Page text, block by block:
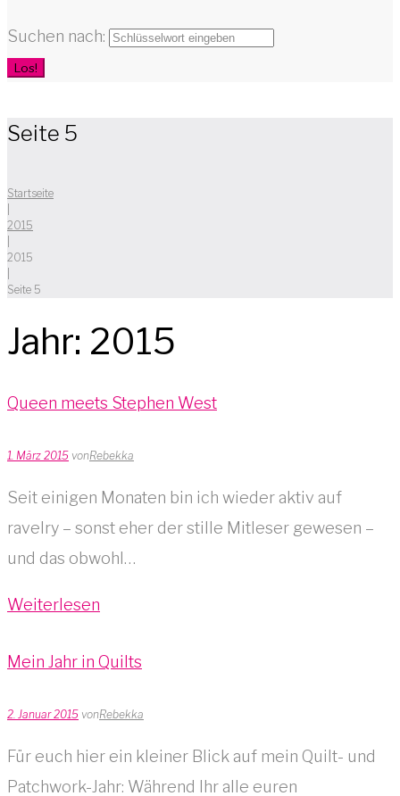
Suchen nach:
Los!
Seite 5
Startseite
2015
2015
Seite 5
Jahr: 2015
Queen meets Stephen West
1. März 2015 vonRebekka
Seit einigen Monaten bin ich wieder aktiv auf
ravelry – sonst eher der stille Mitleser gewesen –
und das obwohl…
Weiterlesen
Mein Jahr in Quilts
2. Januar 2015 vonRebekka
Für euch hier ein kleiner Blick auf mein Quilt- und
Patchwork-Jahr: Während Ihr alle euren